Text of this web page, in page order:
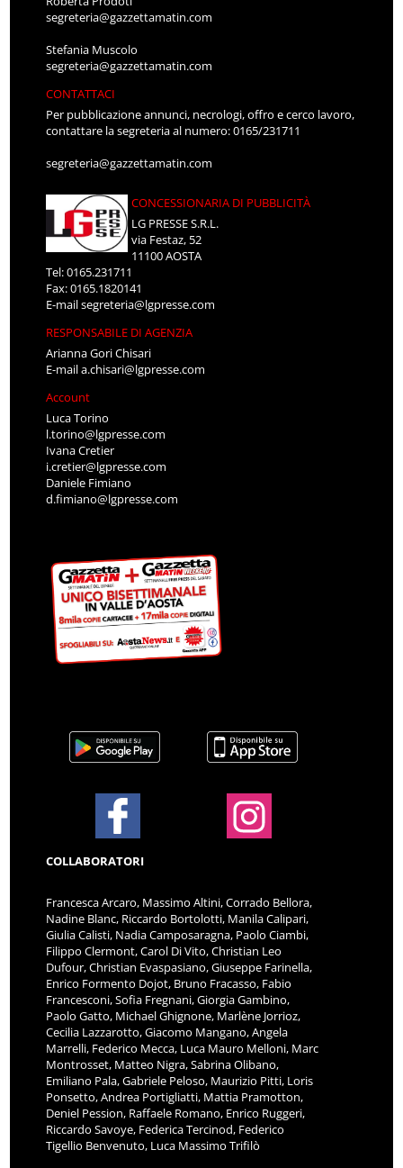
segreteria@gazzettamatin.com
Stefania Muscolo
segreteria@gazzettamatin.com
CONTATTACI
Per pubblicazione annunci, necrologi, offro e cerco lavoro,
contattare la segreteria al numero: 0165/231711
segreteria@gazzettamatin.com
CONCESSIONARIA DI PUBBLICITÀ
LG PRESSE S.R.L.
via Festaz, 52
11100 AOSTA
Tel: 0165.231711
Fax: 0165.1820141
E-mailsegreteria@lgpresse.com
RESPONSABILE DI AGENZIA
Arianna Gori Chisari
E-maila.chisari@lgpresse.com
Account
Luca Torino
l.torino@lgpresse.com
Ivana Cretier
i.cretier@lgpresse.com
Daniele Fimiano
d.fimiano@lgpresse.com
COLLABORATORI
Francesca Arcaro, Massimo Altini, Corrado Bellora,
Nadine Blanc, Riccardo Bortolotti, Manila Calipari,
Giulia Calisti, Nadia Camposaragna, Paolo Ciambi,
Filippo Clermont, Carol Di Vito, Christian Leo
Dufour, Christian Evaspasiano, Giuseppe Farinella,
Enrico Formento Dojot, Bruno Fracasso, Fabio
Francesconi, Sofia Fregnani, Giorgia Gambino,
Paolo Gatto, Michael Ghignone, Marlène Jorrioz,
Cecilia Lazzarotto, Giacomo Mangano, Angela
Marrelli, Federico Mecca, Luca Mauro Melloni, Marc
Montrosset, Matteo Nigra, Sabrina Olibano,
Emiliano Pala, Gabriele Peloso, Maurizio Pitti, Loris
Ponsetto, Andrea Portigliatti, Mattia Pramotton,
Deniel Pession, Raffaele Romano, Enrico Ruggeri,
Riccardo Savoye, Federica Tercinod, Federico
Tigellio Benvenuto, Luca Massimo Trifilò